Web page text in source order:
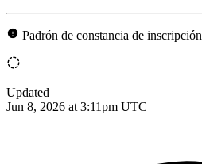
Padrón de constancia de inscripción
Updated
Jun 8, 2026 at 3:11pm UTC